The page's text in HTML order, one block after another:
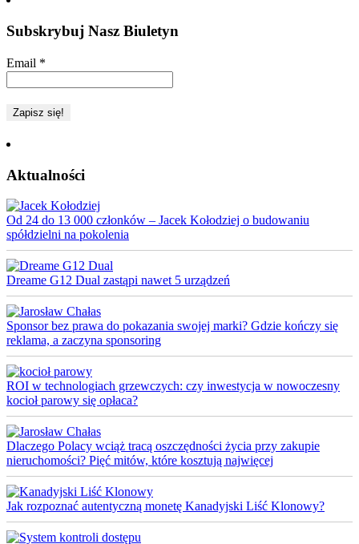
Subskrybuj Nasz Biuletyn
Email *
Aktualności
Od 24 do 13 000 członków – Jacek Kołodziej o budowaniu
spółdzielni na pokolenia
Dreame G12 Dual zastąpi nawet 5 urządzeń
Sponsor bez prawa do pokazania swojej marki? Gdzie kończy się
reklama, a zaczyna sponsoring
ROI w technologiach grzewczych: czy inwestycja w nowoczesny
kocioł parowy się opłaca?
Dlaczego Polacy wciąż tracą oszczędności życia przy zakupie
nieruchomości? Pięć mitów, które kosztują najwięcej
Jak rozpoznać autentyczną monetę Kanadyjski Liść Klonowy?